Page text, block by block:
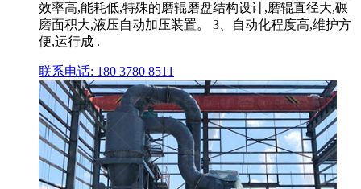
效率高,能耗低,特殊的磨辊磨盘结构设计,磨辊直径大,碾
磨面积大,液压自动加压装置。 3、自动化程度高,维护方
便,运行成 .
联系电话: 180 3780 8511